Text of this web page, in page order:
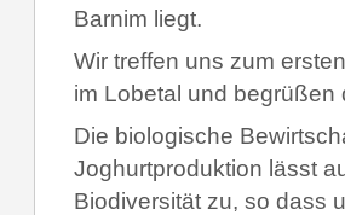
Barnim liegt.
Wir treffen uns zum
im Lobetal und begrüßen
Die biologische
Joghurtproduktion lässt
Biodiversität zu, so dass